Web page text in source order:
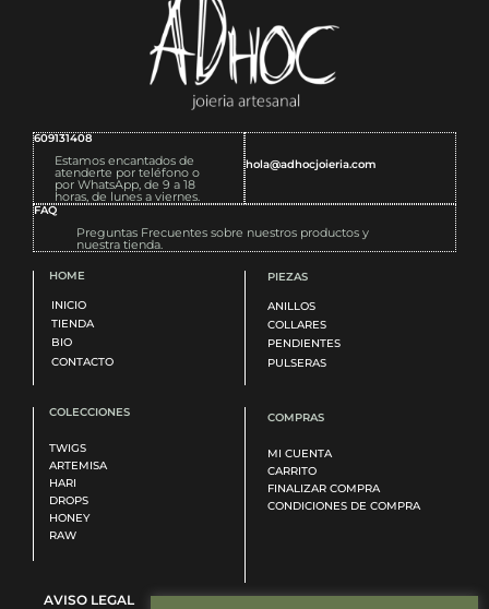
609131408
Estamos encantados de
atenderte por teléfono o
por WhatsApp, de 9 a 18
horas, de lunes a viernes.
hola@adhocjoieria.com
FAQ
Preguntas Frecuentes sobre nuestros productos y
nuestra tienda.
HOME
INICIO
TIENDA
BIO
CONTACTO
PIEZAS
ANILLOS
COLLARES
PENDIENTES
PULSERAS
COLECCIONES
TWIGS
ARTEMISA
HARI
DROPS
HONEY
RAW
COMPRAS
MI CUENTA
CARRITO
FINALIZAR COMPRA
CONDICIONES DE COMPRA
AVISO LEGAL